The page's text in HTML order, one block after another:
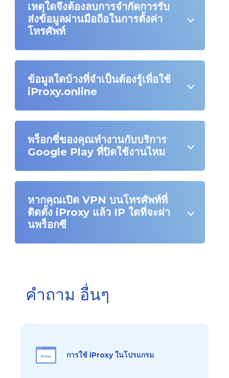
เหตุใดจึงต้องลบการจำกัดการรับ
ส่งข้อมูลผ่านมือถือในการตั้งค่า
โทรศัพท์
ข้อมูลใดบ้างที่จำเป็นต้องรู้เพื่อใช้
iProxy.online
พร็อกซี่ของคุณทำงานกับบริการ
Google Play ที่ปิดใช้งานไหม
หากคุณเปิด VPN บนโทรศัพท์ที่
ติดตั้ง iProxy แล้ว IP ใดที่จะผ่า
นพร็อกซี
คำถาม อื่นๆ
การใช้ iProxy ในโปรแกรม